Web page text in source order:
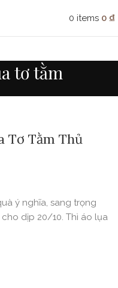
0 items 0 ₫
tơ tằm
Tơ Tằm Thủ
ý nghĩa, sang trọng
dịp 20/10. Thì áo lụa